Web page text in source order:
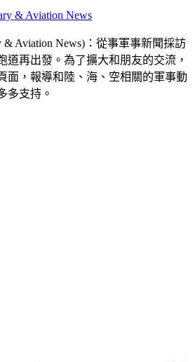
Aviation News)：從事軍事新聞採訪
道再出發。為了擴大和朋友的交流，
面，報導和陸、海、空相關的軍事動
多支持。